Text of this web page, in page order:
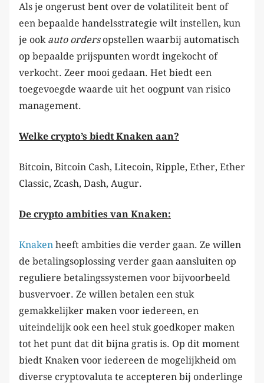
Als je ongerust bent over de volatiliteit bent of
een bepaalde handelsstrategie wilt instellen, kun
je ook auto ordersopstellen waarbij automatisch
op bepaalde prijspunten wordt ingekocht of
verkocht. Zeer mooi gedaan. Het biedt een
toegevoegde waarde uit het oogpunt van risico
management.
Welke crypto’s biedt Knaken aan?
Bitcoin, Bitcoin Cash, Litecoin, Ripple, Ether, Ether
Classic, Zcash, Dash, Augur.
De crypto ambities van Knaken:
Knaken heeft ambities die verder gaan. Ze willen
de betalingsoplossing verder gaan aansluiten op
reguliere betalingssystemen voor bijvoorbeeld
busvervoer. Ze willen betalen een stuk
gemakkelijker maken voor iedereen, en
uiteindelijk ook een heel stuk goedkoper maken
tot het punt dat dit bijna gratis is. Op dit moment
biedt Knaken voor iedereen de mogelijkheid om
diverse cryptovaluta te accepteren bij onderlinge